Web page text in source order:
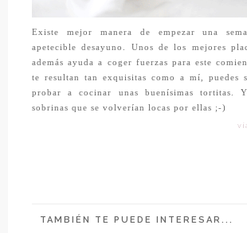
Existe mejor manera de empezar una
apetecible desayuno. Unos de los mejores
además ayuda a coger fuerzas para este
te resultan tan exquisitas como a mí, puedes
probar a cocinar unas buenísimas tortitas.
sobrinas que se volverían locas por ellas ;-)
TAMBIÉN TE PUEDE INTERESAR...